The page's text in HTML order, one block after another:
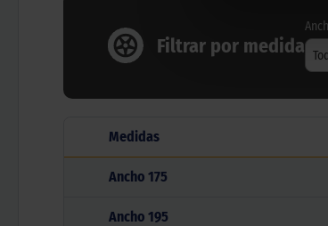
Filtrar por medida
Medidas
Ancho 175
Ancho 195